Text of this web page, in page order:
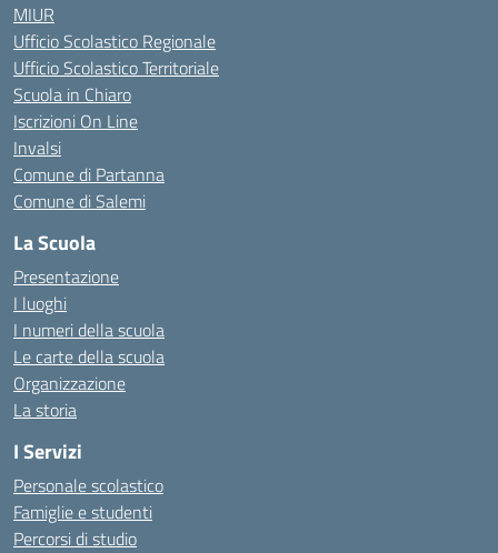
MIUR
Ufficio Scolastico Regionale
Ufficio Scolastico Territoriale
Scuola in Chiaro
Iscrizioni On Line
Invalsi
Comune di Partanna
Comune di Salemi
La Scuola
Presentazione
I luoghi
I numeri della scuola
Le carte della scuola
Organizzazione
La storia
I Servizi
Personale scolastico
Famiglie e studenti
Percorsi di studio